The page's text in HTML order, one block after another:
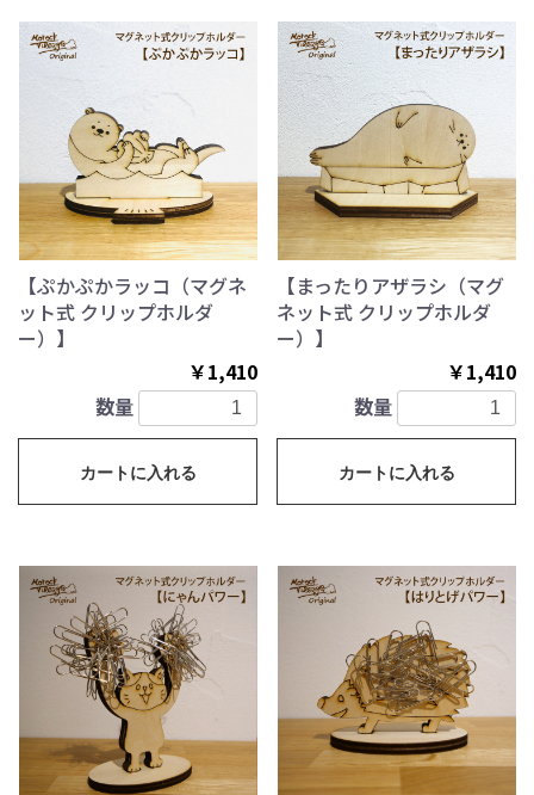
【ぷかぷかラッコ（マグネ
ット式 クリップホルダ
ー）】
￥1,410
数量
カートに入れる
【まったりアザラシ（マグ
ネット式 クリップホルダ
ー）】
￥1,410
数量
カートに入れる